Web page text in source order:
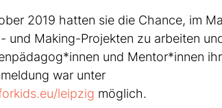
2019 hatten sie die Chance, im
und Making-Projekten zu arbeiten
und Mentor*innen
war unter
leipzig möglich.